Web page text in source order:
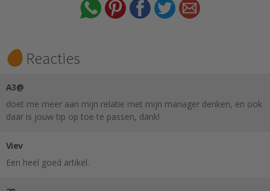
Reacties
A3@
doet me meer aan mijn relatie met mijn manager denken, en ook
daar is jouw tip op toe te passen, dank!
Viev
Een heel goed artikel.